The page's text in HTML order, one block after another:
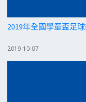
2019年全國學童盃足
2019-10-07